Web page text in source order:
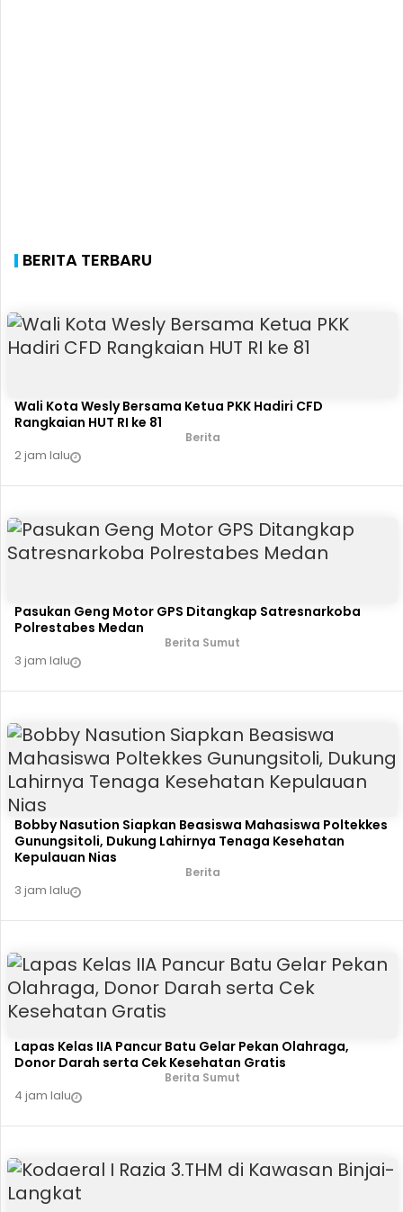
BERITA TERBARU
Wali Kota Wesly Bersama Ketua PKK Hadiri CFD
Rangkaian HUT RI ke 81
Berita
2 jam lalu
Pasukan Geng Motor GPS Ditangkap Satresnarkoba
Polrestabes Medan
Berita Sumut
3 jam lalu
Bobby Nasution Siapkan Beasiswa Mahasiswa Poltekkes
Gunungsitoli, Dukung Lahirnya Tenaga Kesehatan
Kepulauan Nias
Berita
3 jam lalu
Lapas Kelas IIA Pancur Batu Gelar Pekan Olahraga,
Donor Darah serta Cek Kesehatan Gratis
Berita Sumut
4 jam lalu